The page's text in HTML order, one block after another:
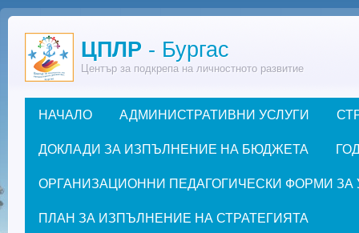
Премини към основното съдържание
ЦПЛР - Бургас
Център за подкрепа на личностното развитие
Основно меню
НАЧАЛО АДМИНИСТРАТИВНИ УСЛУГИ
ДОКЛАДИ ЗА ИЗПЪЛНЕНИЕ НА БЮДЖЕТА
ОРГАНИЗАЦИОННИ ПЕДАГОГИЧЕСКИ ФОРМИ ЗА
ПЛАН ЗА ИЗПЪЛНЕНИЕ НА СТРАТЕГИЯТА